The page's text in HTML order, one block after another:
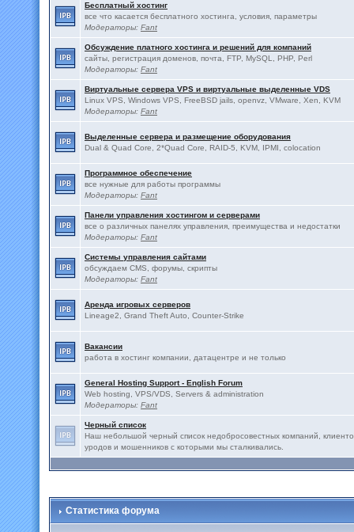
Бесплатный хостинг
все что касается бесплатного хостинга, условия, параметры
Модераторы: Fant
Обсуждение платного хостинга и решений для компаний
сайты, регистрация доменов, почта, FTP, MySQL, PHP, Perl
Модераторы: Fant
Виртуальные сервера VPS и виртуальные выделенные VDS
Linux VPS, Windows VPS, FreeBSD jails, openvz, VMware, Xen, KVM
Модераторы: Fant
Выделенные сервера и размещение оборудования
Dual & Quad Core, 2*Quad Core, RAID-5, KVM, IPMI, colocation
Программное обеспечение
все нужные для работы программы
Модераторы: Fant
Панели управления хостингом и серверами
все о различных панелях управления, преимущества и недостатки
Модераторы: Fant
Системы управления сайтами
обсуждаем CMS, форумы, скрипты
Модераторы: Fant
Аренда игровых серверов
Lineage2, Grand Theft Auto, Counter-Strike
Вакансии
работа в хостинг компании, датацентре и не только
General Hosting Support - English Forum
Web hosting, VPS/VDS, Servers & administration
Модераторы: Fant
Черный список
Наш небольшой черный список недобросовестных компаний,
уродов и мошенников с которыми мы сталкивались.
Статистика форума